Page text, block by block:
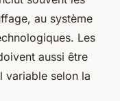
au système
Les
aussi être
variable selon la